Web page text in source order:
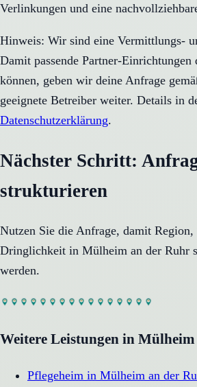
Verlinkungen und eine
Hinweis: Wir sind eine Vermittlungs-
Damit passende Partner-
können, geben wir deine Anfrage
geeignete Betreiber weiter. Details in
Datenschutzerklärung.
Nächster Schritt:
strukturieren
Nutzen Sie die Anfrage, damit
Dringlichkeit in Mülheim an der Ruhr
werden.
Weitere Leistungen in
Pflegeheim in Mülheim an der